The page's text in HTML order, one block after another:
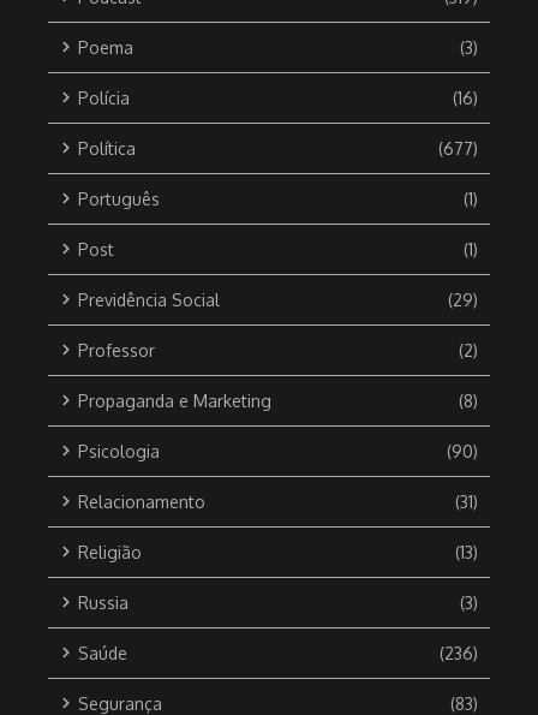
Poema (3)
Polícia (16)
Política (677)
Português (1)
Post (1)
Previdência Social (29)
Professor (2)
Propaganda e Marketing (8)
Psicologia (90)
Relacionamento (31)
Religião (13)
Russia (3)
Saúde (236)
Segurança (83)